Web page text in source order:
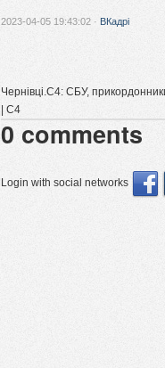
2023-04-05 19:43:02 · ВКадрі
Чернівці.C4: СБУ,
| С4
0 comments
Login with social networks